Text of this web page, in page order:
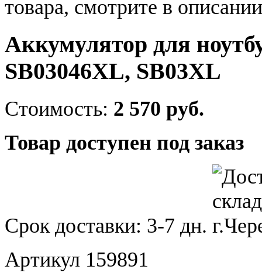
товара, смотрите в
Аккумулятор для
SB03046XL, SB03XL
Стоимость: 2 570 руб.
Товар доступен под заказ
Срок доставки: 3-7 дн.
Артикул 159891